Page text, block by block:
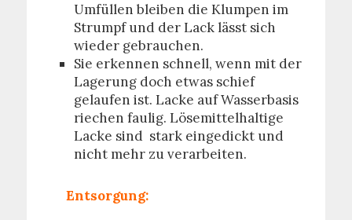
Umfüllen bleiben die Klumpen im
Strumpf und der Lack lässt sich
wieder gebrauchen.
Sie erkennen schnell, wenn mit der
Lagerung doch etwas schief
gelaufen ist. Lacke auf Wasserbasis
riechen faulig. Lösemittelhaltige
Lacke sind stark eingedickt und
nicht mehr zu verarbeiten.
Entsorgung: